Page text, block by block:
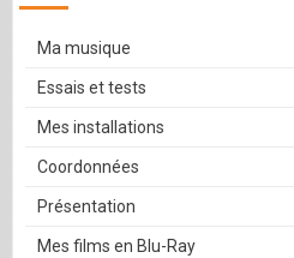
Ma musique
Essais et tests
Mes installations
Coordonnées
Présentation
Mes films en Blu-Ray